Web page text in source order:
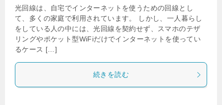
光回線は、自宅でインターネットを使うための回線とし
て、多くの家庭で利用されています。 しかし、一人暮らし
をしている人の中には、光回線を契約せず、スマホのテザ
リングやポケット型WiFiだけでインターネットを使ってい
るケース […]
続きを読む